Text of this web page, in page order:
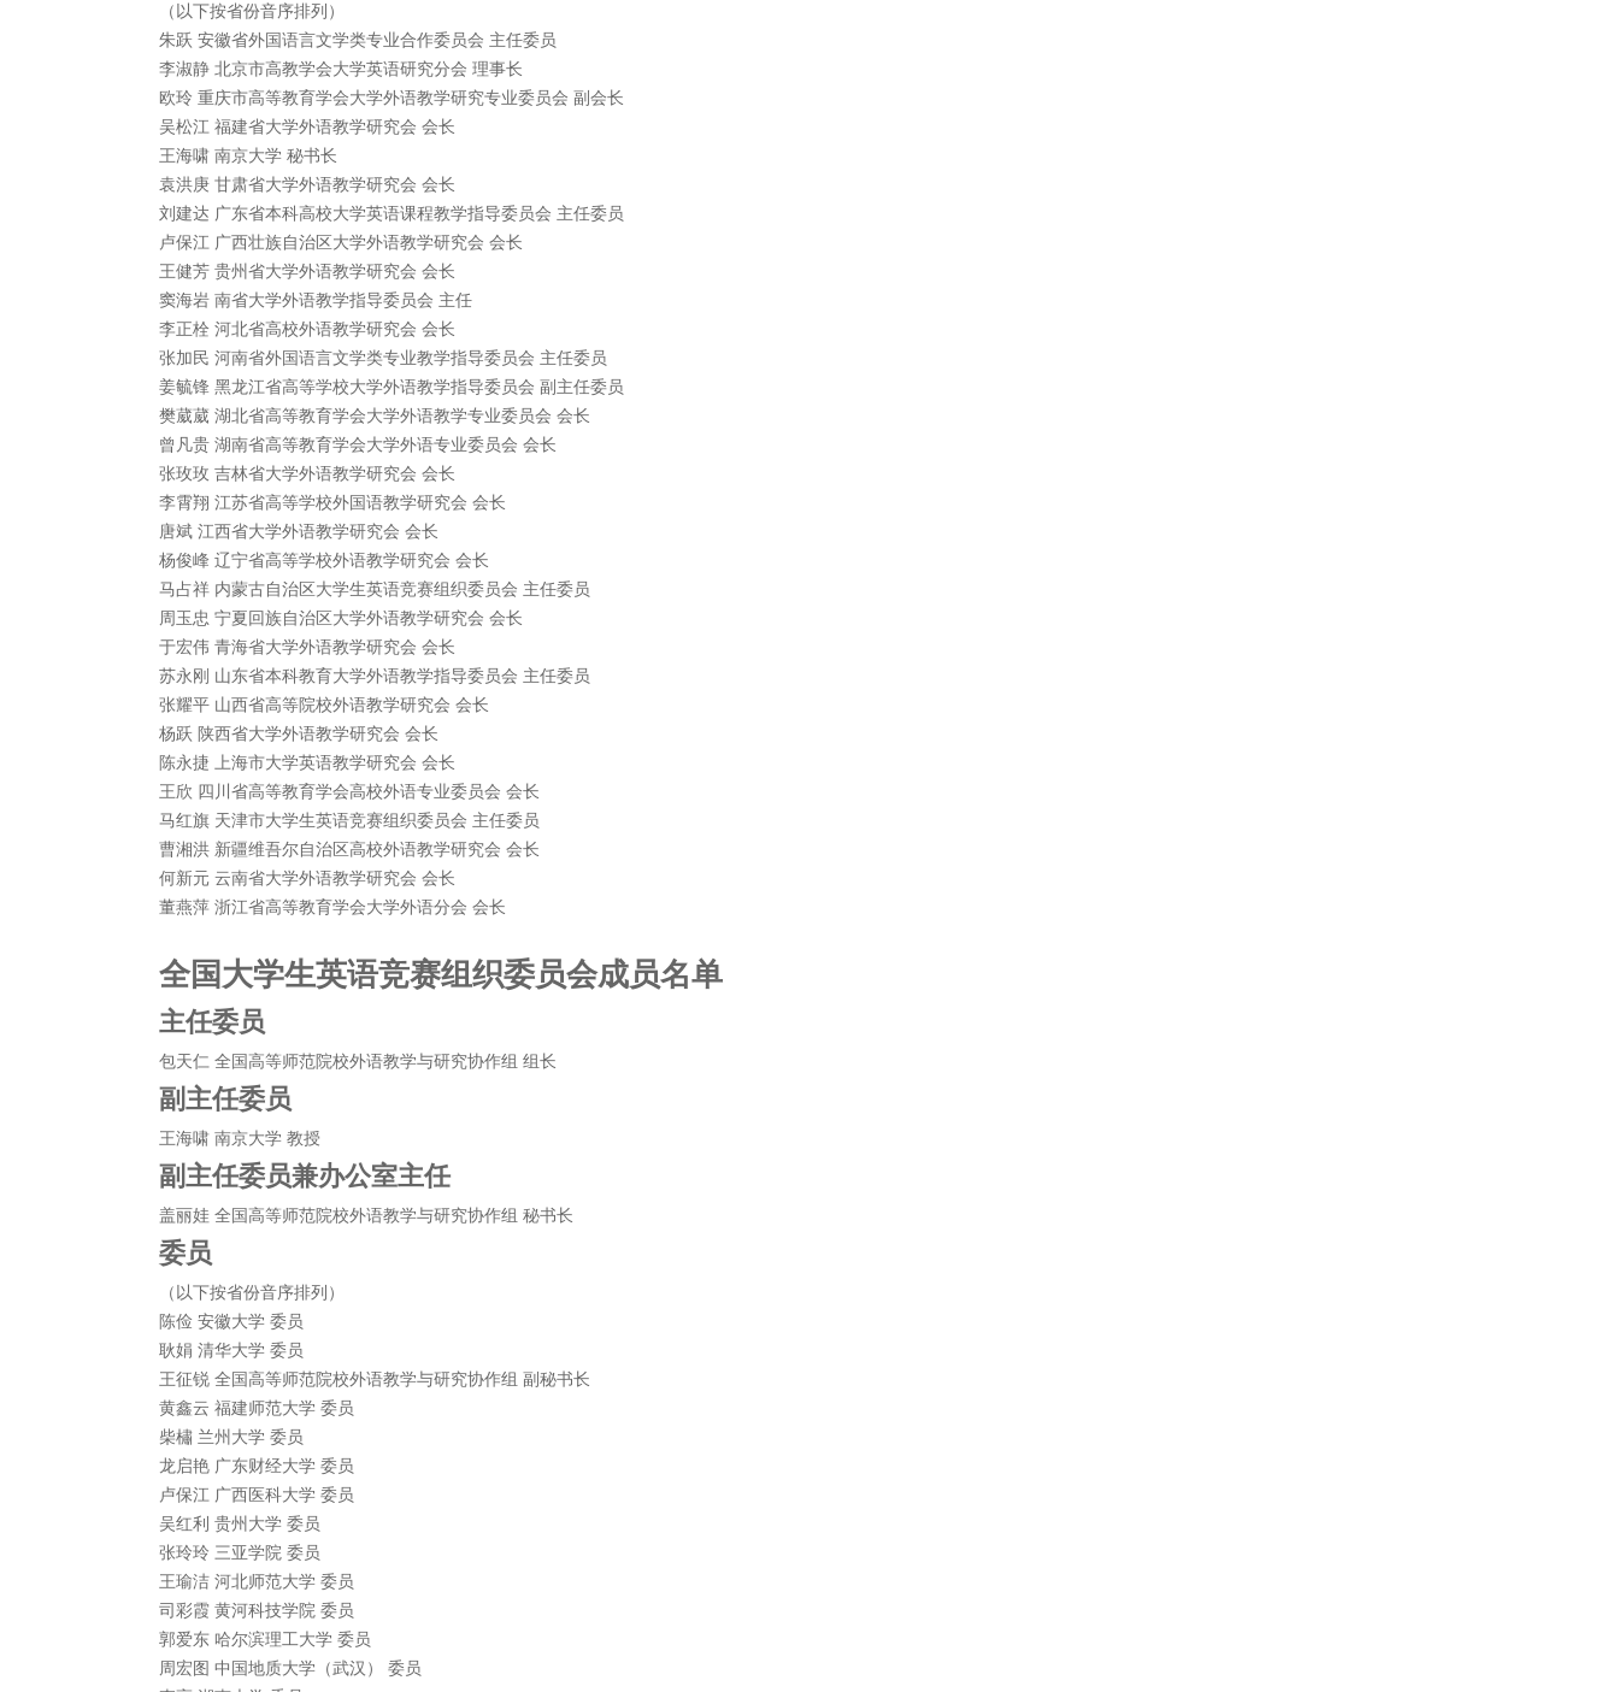
（以下按省份音序排列）
朱跃 安徽省外国语言文学类专业合作委员会 主任委员
李淑静 北京市高教学会大学英语研究分会 理事长
欧玲 重庆市高等教育学会大学外语教学研究专业委员会 副会长
吴松江 福建省大学外语教学研究会 会长
王海啸 南京大学 秘书长
袁洪庚 甘肃省大学外语教学研究会 会长
刘建达 广东省本科高校大学英语课程教学指导委员会 主任委员
卢保江 广西壮族自治区大学外语教学研究会 会长
王健芳 贵州省大学外语教学研究会 会长
窦海岩 南省大学外语教学指导委员会 主任
李正栓 河北省高校外语教学研究会 会长
张加民 河南省外国语言文学类专业教学指导委员会 主任委员
姜毓锋 黑龙江省高等学校大学外语教学指导委员会 副主任委员
樊葳葳 湖北省高等教育学会大学外语教学专业委员会 会长
曾凡贵 湖南省高等教育学会大学外语专业委员会 会长
张玫玫 吉林省大学外语教学研究会 会长
李霄翔 江苏省高等学校外国语教学研究会 会长
唐斌 江西省大学外语教学研究会 会长
杨俊峰 辽宁省高等学校外语教学研究会 会长
马占祥 内蒙古自治区大学生英语竞赛组织委员会 主任委员
周玉忠 宁夏回族自治区大学外语教学研究会 会长
于宏伟 青海省大学外语教学研究会 会长
苏永刚 山东省本科教育大学外语教学指导委员会 主任委员
张耀平 山西省高等院校外语教学研究会 会长
杨跃 陕西省大学外语教学研究会 会长
陈永捷 上海市大学英语教学研究会 会长
王欣 四川省高等教育学会高校外语专业委员会 会长
马红旗 天津市大学生英语竞赛组织委员会 主任委员
曹湘洪 新疆维吾尔自治区高校外语教学研究会 会长
何新元 云南省大学外语教学研究会 会长
董燕萍 浙江省高等教育学会大学外语分会 会长
全国大学生英语竞赛组织委员会成员名单
主任委员
包天仁 全国高等师范院校外语教学与研究协作组 组长
副主任委员
王海啸 南京大学 教授
副主任委员兼办公室主任
盖丽娃 全国高等师范院校外语教学与研究协作组 秘书长
委员
（以下按省份音序排列）
陈俭 安徽大学 委员
耿娟 清华大学 委员
王征锐 全国高等师范院校外语教学与研究协作组 副秘书长
黄鑫云 福建师范大学 委员
柴橚 兰州大学 委员
龙启艳 广东财经大学 委员
卢保江 广西医科大学 委员
吴红利 贵州大学 委员
张玲玲 三亚学院 委员
王瑜洁 河北师范大学 委员
司彩霞 黄河科技学院 委员
郭爱东 哈尔滨理工大学 委员
周宏图 中国地质大学（武汉） 委员